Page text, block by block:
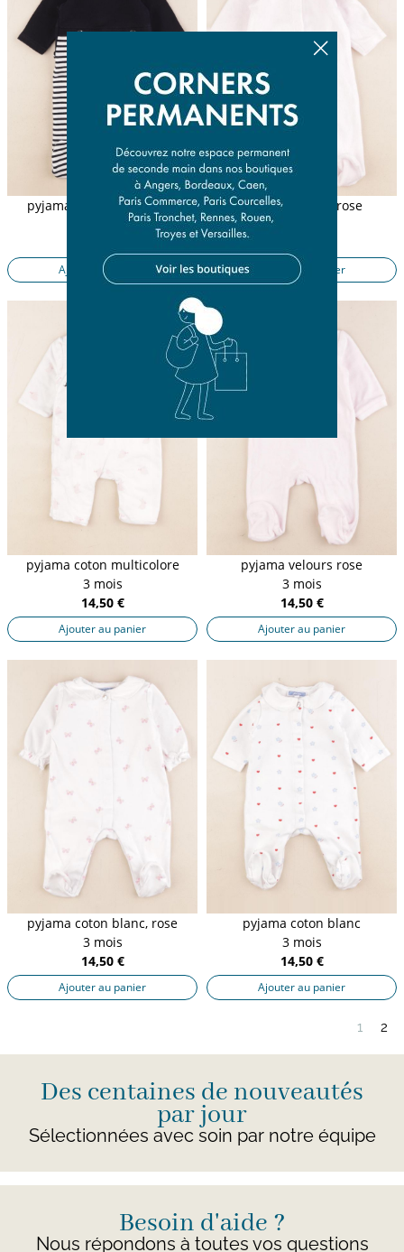
pyjama coton blanc, bleu
Ajouter au panier
pyjama velours rose
Ajouter au panier
pyjama coton multicolore
3 mois
14,50 €
Ajouter au panier
pyjama velours rose
3 mois
14,50 €
Ajouter au panier
pyjama coton blanc, rose
3 mois
14,50 €
Ajouter au panier
pyjama coton blanc
3 mois
14,50 €
Ajouter au panier
1 2
Des centaines de nouveautés
par jour
Sélectionnées avec soin par notre équipe
Besoin d'aide ?
Nous répondons à toutes vos questions